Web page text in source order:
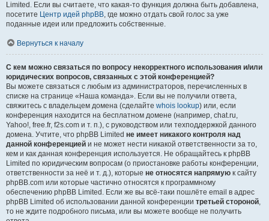
Limited. Если вы считаете, что какая-то функция должна быть добавлена,
посетите Центр идей phpBB, где можно отдать свой голос за уже
поданные идеи или предложить собственные.
Вернуться к началу
С кем можно связаться по вопросу некорректного использования и/или
юридических вопросов, связанных с этой конференцией?
Вы можете связаться с любым из администраторов, перечисленных в
списке на странице «Наша команда». Если вы не получили ответа,
свяжитесь с владельцем домена (сделайте whois lookup) или, если
конференция находится на бесплатном домене (например, chat.ru,
Yahoo!, free.fr, f2s.com и т. п.), с руководством или техподдержкой данного
домена. Учтите, что phpBB Limited не имеет никакого контроля над
данной конференцией и не может нести никакой ответственности за то,
кем и как данная конференция используется. Не обращайтесь к phpBB
Limited по юридическим вопросам (о приостановке работы конференции,
ответственности за неё и т. д.), которые не относятся напрямую к сайту
phpBB.com или которые частично относятся к программному
обеспечению phpBB Limited. Если же вы всё-таки пошлёте email в адрес
phpBB Limited об использовании данной конференции третьей стороной,
то не ждите подробного письма, или вы можете вообще не получить